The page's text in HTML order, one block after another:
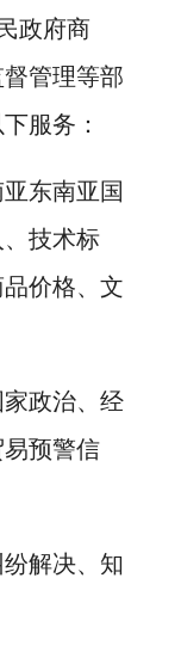
政府商
管理等部
服务：
东南亚国
技术标
价格、文
家政治、经
预警信
纷解决、知